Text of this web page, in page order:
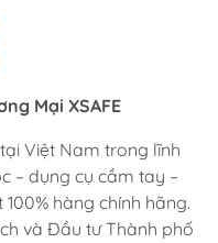
Mại XSAFE
Việt Nam trong lĩnh
– dụng cụ cầm tay –
hàng chính hãng.
và Đầu tư Thành phố